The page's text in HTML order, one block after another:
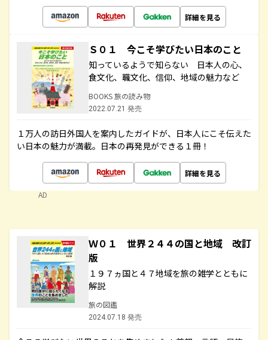
詳細を見る
Ｓ０１ 今こそ学びたい日本のこと
知っているようで知らない 日本人の心、
食文化、職文化、信仰、地域の魅力など
BOOKS 旅の読み物
2022.07.21 発売
１万人の訪日外国人を案内したガイドが、日本人にこそ伝えた
い日本の魅力が満載。日本の再発見ができる１冊！
詳細を見る
AD
Ｗ０１ 世界２４４の国と地域 改訂
版
１９７ヵ国と４７地域を旅の雑学とともに
解説
旅の図鑑
2024.07.18 発売